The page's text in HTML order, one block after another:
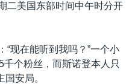
二美国东部时间中午时分开
“现在能听到我吗？”一个小
个粉丝，而斯诺登本人只
安局。